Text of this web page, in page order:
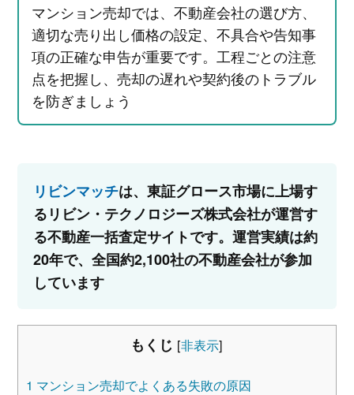
マンション売却では、不動産会社の選び方、
適切な売り出し価格の設定、不具合や告知事
項の正確な申告が重要です。工程ごとの注意
点を把握し、売却の遅れや契約後のトラブル
を防ぎましょう
リビンマッチは、東証グロース市場に上場す
るリビン・テクノロジーズ株式会社が運営す
る不動産一括査定サイトです。運営実績は約
20年で、全国約2,100社の不動産会社が参加
しています
もくじ [非表示]
1 マンション売却でよくある失敗の原因